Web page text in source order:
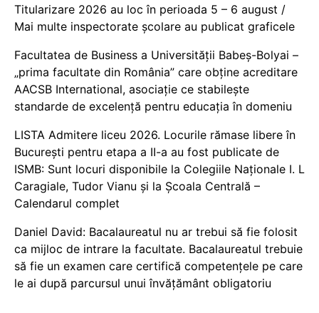
Titularizare 2026 au loc în perioada 5 – 6 august /
Mai multe inspectorate școlare au publicat graficele
Facultatea de Business a Universității Babeș-Bolyai –
„prima facultate din România” care obține acreditare
AACSB International, asociație ce stabilește
standarde de excelență pentru educația în domeniu
LISTA Admitere liceu 2026. Locurile rămase libere în
București pentru etapa a II-a au fost publicate de
ISMB: Sunt locuri disponibile la Colegiile Naționale I. L
Caragiale, Tudor Vianu și la Școala Centrală –
Calendarul complet
Daniel David: Bacalaureatul nu ar trebui să fie folosit
ca mijloc de intrare la facultate. Bacalaureatul trebuie
să fie un examen care certifică competențele pe care
le ai după parcursul unui învățământ obligatoriu